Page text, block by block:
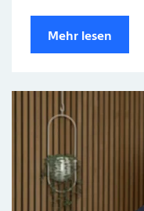
Mehr lesen